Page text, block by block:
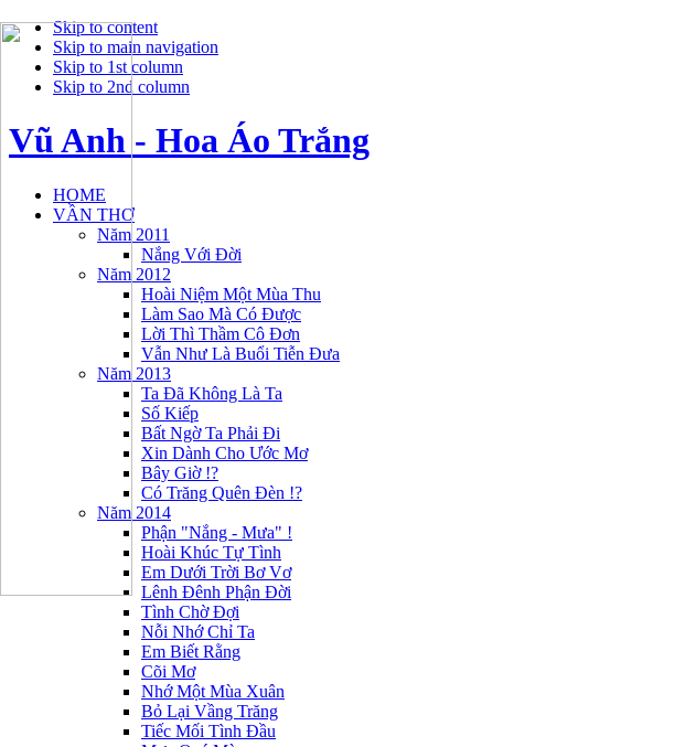
Skip to content
Skip to main navigation
Skip to 1st column
Skip to 2nd column
Vũ Anh - Hoa Áo Trắng
HOME
VẦN THƠ
Năm 2011
Nắng Với Đời
Năm 2012
Hoài Niệm Một Mùa Thu
Làm Sao Mà Có Được
Lời Thì Thầm Cô Đơn
Vẫn Như Là Buổi Tiễn Đưa
Năm 2013
Ta Đã Không Là Ta
Số Kiếp
Bất Ngờ Ta Phải Đi
Xin Dành Cho Ước Mơ
Bây Giờ !?
Có Trăng Quên Đèn !?
Năm 2014
Phận "Nắng - Mưa" !
Hoài Khúc Tự Tình
Em Dưới Trời Bơ Vơ
Lênh Đênh Phận Đời
Tình Chờ Đợi
Nỗi Nhớ Chỉ Ta
Em Biết Rằng
Cõi Mơ
Nhớ Một Mùa Xuân
Bỏ Lại Vầng Trăng
Tiếc Mối Tình Đầu